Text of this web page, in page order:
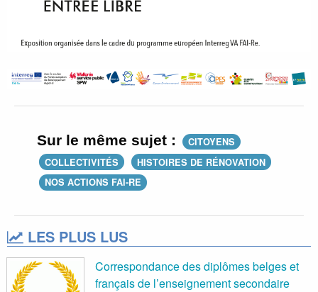
Sur le même sujet :
CITOYENS
COLLECTIVITÉS
HISTOIRES DE RÉNOVATION
NOS ACTIONS FAI-RE
LES PLUS LUS
Correspondance des diplômes belges et
français de l’enseignement secondaire